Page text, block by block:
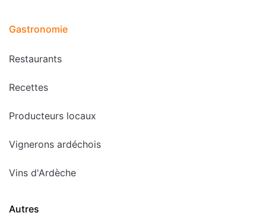
Gastronomie
Restaurants
Recettes
Producteurs locaux
Vignerons ardéchois
Vins d'Ardèche
Autres